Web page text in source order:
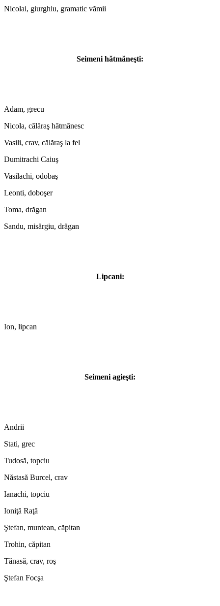
Nicolai, giurghiu, gramatic vămii
Seimeni hătmăneşti:
Adam, grecu
Nicola, călăraş hătmănesc
Vasili, crav, călăraş la fel
Dumitrachi Caiuş
Vasilachi, odobaş
Leonti, doboşer
Toma, drăgan
Sandu, misărgiu, drăgan
Lipcani:
Ion, lipcan
Seimeni agieşti:
Andrii
Stati, grec
Tudosă, topciu
Năstasă Burcel, crav
Ianachi, topciu
Ioniţă Raţă
Ştefan, muntean, căpitan
Trohin, căpitan
Tănasă, crav, roş
Ştefan Focşa